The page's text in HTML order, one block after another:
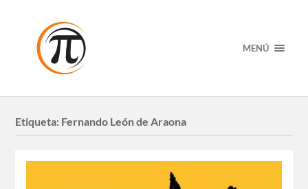
MENÚ
Etiqueta: Fernando León de Araona